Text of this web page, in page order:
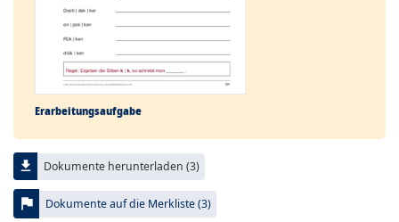
Erarbeitungs­aufgabe
file_download Dokumente herunterladen (3)
flag Dokumente auf die Merkliste (3)